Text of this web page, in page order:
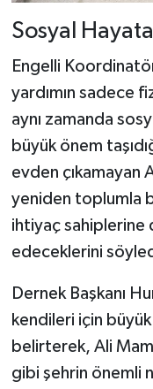
Sosyal Hayata
Engelli
yardımın sadece
aynı zamanda
büyük önem
evden çıkamayan
yeniden toplumla
ihtiyaç sahiplerine
edeceklerini
Dernek Başkanı
kendileri için
belirterek, Ali
gibi şehrin önemli